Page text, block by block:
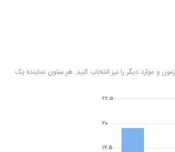
و موارد دیگر را نیز انتخاب کنید. هر ستون نماینده یک